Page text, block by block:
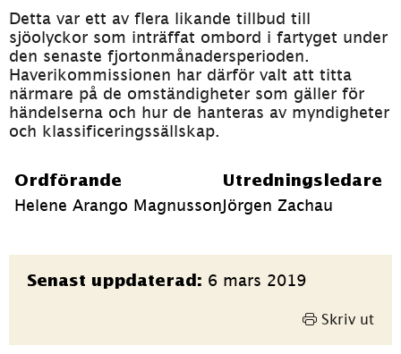
Detta var ett av flera likande tillbud till
sjöolyckor som inträffat ombord i fartyget under
den senaste fjortonmånadersperioden.
Haverikommissionen har därför valt att titta
närmare på de omständigheter som gäller för
händelserna och hur de hanteras av myndigheter
och klassificeringssällskap.
Ordförande
Helene Arango Magnusson
Utredningsledare
Jörgen Zachau
Sidinformation
Senast uppdaterad: 6 mars 2019
Skriv ut